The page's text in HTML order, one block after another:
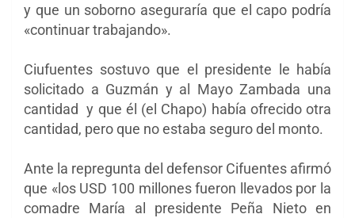
y que un soborno aseguraría que el capo podría
«continuar trabajando».
Ciufuentes sostuvo que el presidente le había
solicitado a Guzmán y al Mayo Zambada una
cantidad y que él (el Chapo) había ofrecido otra
cantidad, pero que no estaba seguro del monto.
Ante la repregunta del defensor Cifuentes afirmó
que «los USD 100 millones fueron llevados por la
comadre María al presidente Peña Nieto en